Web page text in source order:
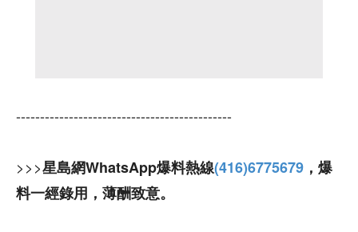
---------------------------------------------
>>>星島網WhatsApp爆料熱線(416)6775679 ，爆
料一經錄用，薄酬致意。